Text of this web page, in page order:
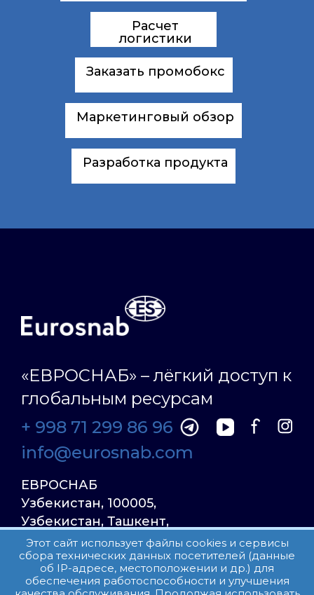
Расчет
логистики
Заказать промобокс
Маркетинговый обзор
Разработка продукта
«ЕВРОСНАБ» – лёгкий доступ к
глобальным ресурсам
+ 998 71 299 86 96
info@eurosnab.com
ЕВРОСНАБ
Узбекистан, 100005,
Узбекистан, Ташкент,
Улица Фаргона Йули
23, дом 31
Этот сайт использует файлы cookies и сервисы
сбора технических данных посетителей (данные
об IP-адресе, местоположении и др.) для
обеспечения работоспособности и улучшения